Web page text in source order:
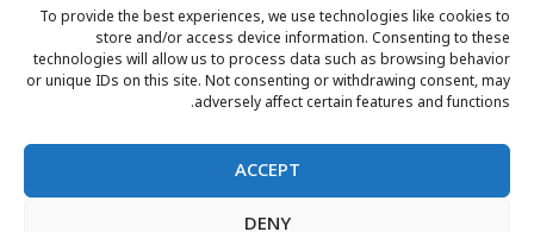
To provide the best experiences, we use technologies like cookies to
store and/or access device information. Consenting to these
technologies will allow us to process data such as browsing behavior
or unique IDs on this site. Not consenting or withdrawing consent, may
adversely affect certain features and functions.
ACCEPT
DENYنور وجوهات ډاکتر مریم